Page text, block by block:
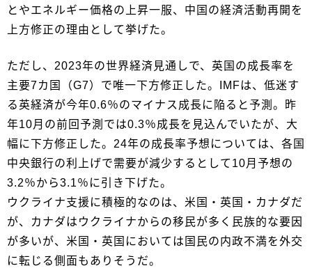
とやエネルギー価格の上昇一服、中国の経済活動再開を
上方修正の理由として挙げた。
ただし、2023年の世界経済見通しで、英国の成長率を
主要7カ国（G7）で唯一下方修正した。IMFは、低迷す
る英経済が今年0.6％のマイナス成長に陥ると予測。昨
年10月の前回予測では0.3％成長を見込んでいたが、大
幅に下方修正した。24年の成長率予想については、各国
中央銀行の利上げで需要が減少するとして10月予想の
3.2％から3.1％に引き下げた。
ウクライナ支援に積極的なのは、米国・英国・カナダだ
が、カナダはウクライナからの移民が多く民族的な要因
が多いが、米国・英国においては国民の内政不満を外交
に転じる側面もありそうだ。